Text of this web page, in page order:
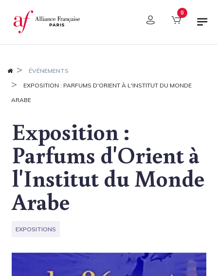
Panneau de gestion des cookies 0
ÉVÉNEMENTS
EXPOSITION : PARFUMS D'ORIENT À L'INSTITUT DU MONDE
ARABE
Exposition :
Parfums d'Orient à
l'Institut du Monde
Arabe
EXPOSITIONS